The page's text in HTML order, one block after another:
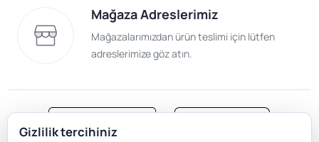
Mağaza Adreslerimiz
Mağazalarımızdan ürün teslimi için lütfen
adreslerimize göz atın.
Gizlilik tercihiniz